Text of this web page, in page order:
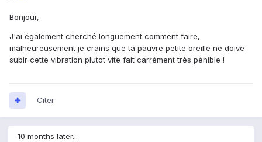
Bonjour,
J'ai également cherché longuement comment faire,
malheureusement je crains que ta pauvre petite oreille ne doive
subir cette vibration plutot vite fait carrément très pénible !
Citer
10 months later...